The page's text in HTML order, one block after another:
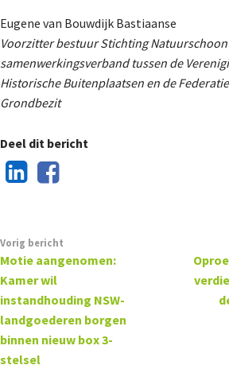
Eugene van Bouwdijk Bastiaanse
Voorzitter bestuur Stichting
samenwerkingsverband tussen de
Historische Buitenplaatsen en de
Grondbezit
Deel dit bericht
Vorig bericht
Motie aangenomen:
Kamer wil
instandhouding NSW-
landgoederen borgen
binnen nieuw box 3-
stelsel